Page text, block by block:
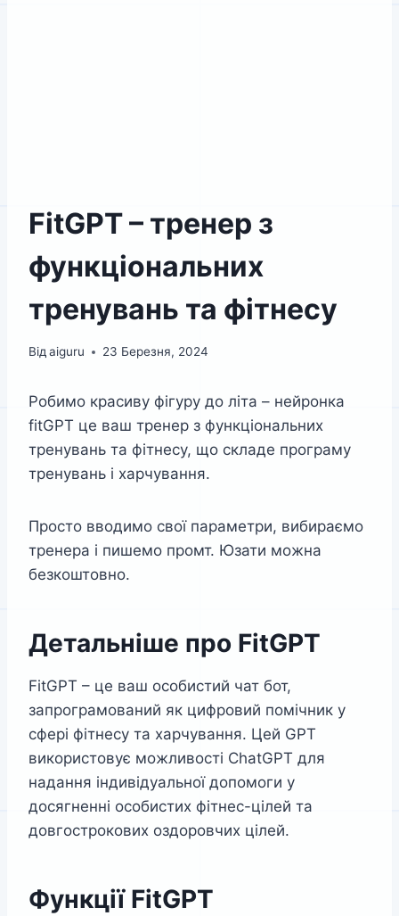
FitGPT – тренер з
функціональних
тренувань та фітнесу
Відaiguru 23 Березня, 2024
Робимо красиву фігуру до літа – нейронка
fitGPT це ваш тренер з функціональних
тренувань та фітнесу, що складе програму
тренувань і харчування.
Просто вводимо свої параметри, вибираємо
тренера і пишемо промт. Юзати можна
безкоштовно.
Детальніше про FitGPT
FitGPT – це ваш особистий чат бот,
запрограмований як цифровий помічник у
сфері фітнесу та харчування. Цей GPT
використовує можливості ChatGPT для
надання індивідуальної допомоги у
досягненні особистих фітнес-цілей та
довгострокових оздоровчих цілей.
Функції FitGPT